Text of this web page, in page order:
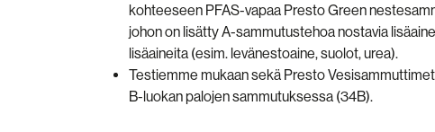
kohteeseen PFAS-vapaa Presto Green
johon on lisätty A-sammutustehoa nostavia
lisäaineita (esim. levänestoaine, suolot, urea).
Testiemme mukaan sekä Presto
B-luokan palojen sammutuksessa (34B).